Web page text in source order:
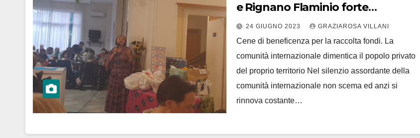
e Rignano Flaminio forte
solidarietà per il soggiorno 2023
24 GIUGNO 2023 GRAZIAROSA VILLANI
Cene di beneficenza per la raccolta fondi. La
comunità internazionale dimentica il popolo privato
del proprio territorio Nel silenzio assordante della
comunità internazionale non scema ed anzi si
rinnova costante…